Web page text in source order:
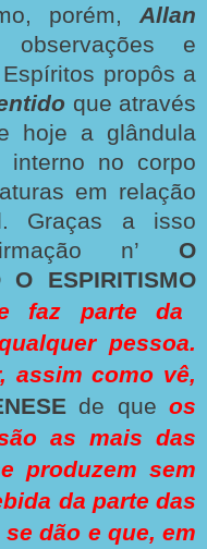
porém, Allan
observações e
propôs a
que através
hoje a glândula
interno no corpo
em relação
Graças a isso
n’ O
O ESPIRITISMO
faz parte da
pessoa.
assim como vê,
de queos
as mais das
produzem sem
da parte das
dão e que, em